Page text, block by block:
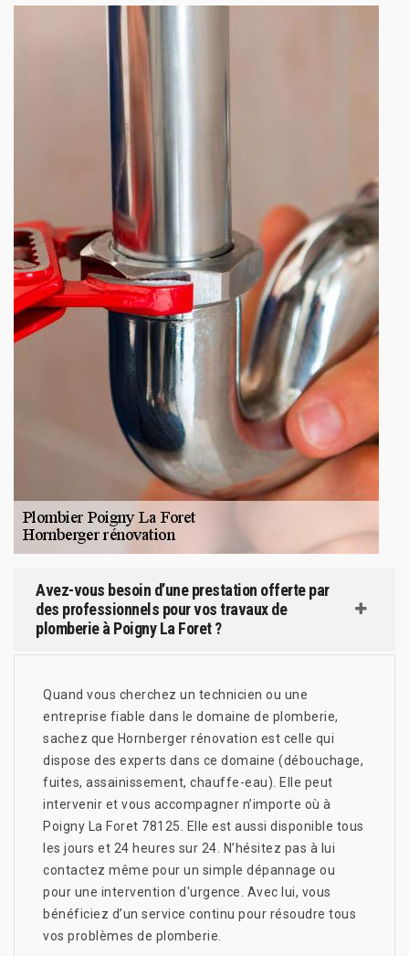
Avez-vous besoin d’une prestation offerte par
des professionnels pour vos travaux de
plomberie à Poigny La Foret ?
Quand vous cherchez un technicien ou une
entreprise fiable dans le domaine de plomberie,
sachez que Hornberger rénovation est celle qui
dispose des experts dans ce domaine (débouchage,
fuites, assainissement, chauffe-eau). Elle peut
intervenir et vous accompagner n’importe où à
Poigny La Foret 78125. Elle est aussi disponible tous
les jours et 24 heures sur 24. N’hésitez pas à lui
contactez même pour un simple dépannage ou
pour une intervention d'urgence. Avec lui, vous
bénéficiez d’un service continu pour résoudre tous
vos problèmes de plomberie.